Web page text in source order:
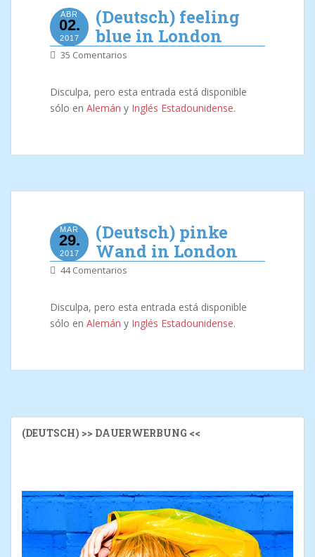
ABR
02.
2017
(Deutsch) feeling
blue in London
35 Comentarios
Disculpa, pero esta entrada está disponible
sólo en Alemán y Inglés Estadounidense.
MAR
29.
2017
(Deutsch) pinke
Wand in London
44 Comentarios
Disculpa, pero esta entrada está disponible
sólo en Alemán y Inglés Estadounidense.
(DEUTSCH) >> DAUERWERBUNG <<